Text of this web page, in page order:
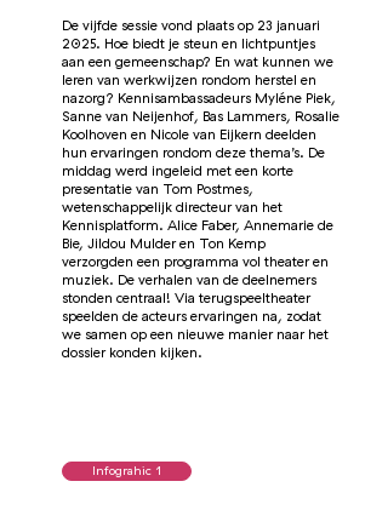
De vijfde sessie vond plaats op 23 januari
2025. Hoe biedt je steun en lichtpuntjes
aan een gemeenschap? En wat kunnen we
leren van werkwijzen rondom herstel en
nazorg? Kennisambassadeurs Myléne Piek,
Sanne van Neijenhof, Bas Lammers, Rosalie
Koolhoven en Nicole van Eijkern deelden
hun ervaringen rondom deze thema’s. De
middag werd ingeleid met een korte
presentatie van Tom Postmes,
wetenschappelijk directeur van het
Kennisplatform. Alice Faber, Annemarie de
Bie, Jildou Mulder en Ton Kemp
verzorgden een programma vol theater en
muziek. De verhalen van de deelnemers
stonden centraal! Via terugspeeltheater
speelden de acteurs ervaringen na, zodat
we samen op een nieuwe manier naar het
dossier konden kijken.
Infograhic 1